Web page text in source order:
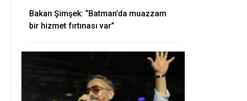
Bakan Şimşek: “Batman’da muazzam
bir hizmet fırtınası var”